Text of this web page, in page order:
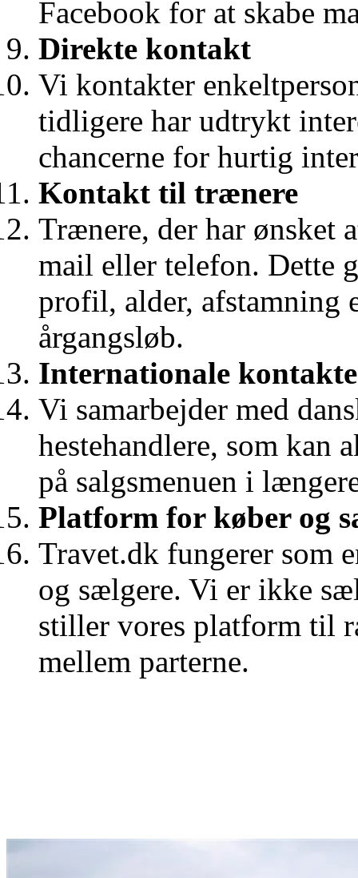
Facebook for at skabe
Direkte kontakt
Vi kontakter
tidligere har udtrykt
chancerne for hurtig
Kontakt til trænere
Trænere, der har ønsket
mail eller telefon. Dette
profil, alder, afstamning
årgangsløb.
Internationale
Vi samarbejder med
hestehandlere, som kan
på salgsmenuen i
Platform for køber og
Travet.dk fungerer som
og sælgere. Vi er ikke
stiller vores platform til
mellem parterne.